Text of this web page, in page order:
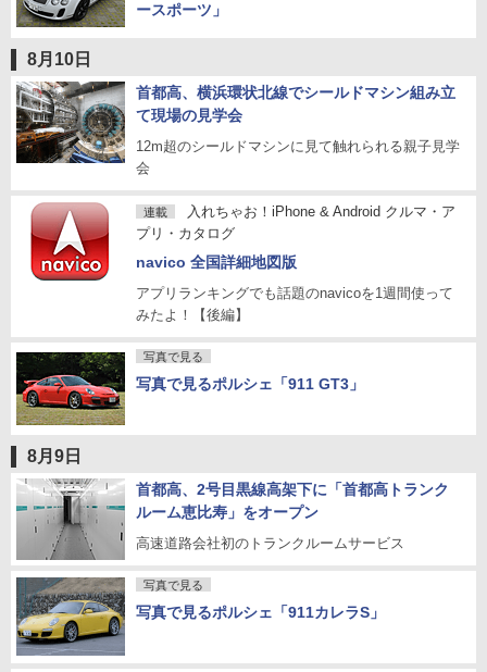
ースポーツ」
8月10日
首都高、横浜環状北線でシールドマシン組み立
て現場の見学会
12m超のシールドマシンに見て触れられる親子見学
会
連載
入れちゃお！iPhone & Android クルマ・ア
プリ・カタログ
navico 全国詳細地図版
アプリランキングでも話題のnavicoを1週間使って
みたよ！【後編】
写真で見る
写真で見るポルシェ「911 GT3」
8月9日
首都高、2号目黒線高架下に「首都高トランク
ルーム恵比寿」をオープン
高速道路会社初のトランクルームサービス
写真で見る
写真で見るポルシェ「911カレラS」